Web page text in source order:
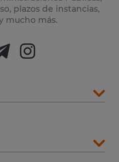
plazos de instancias,
mucho más.